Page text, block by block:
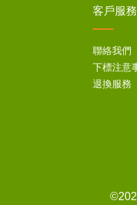
客戶服務
聯絡我們
下標注意
退換服務